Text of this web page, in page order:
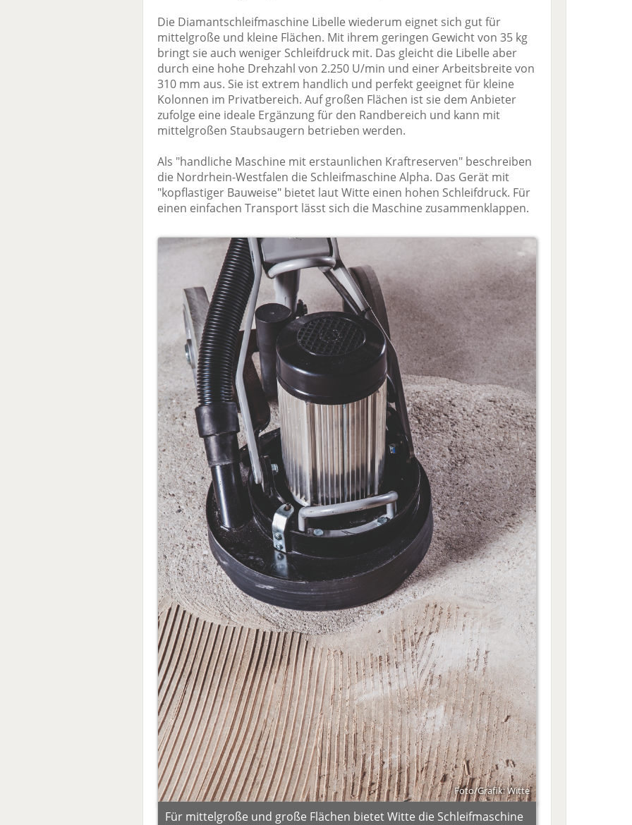
Die Diamantschleifmaschine Libelle wiederum eignet sich gut für
mittelgroße und kleine Flächen. Mit ihrem geringen Gewicht von 35 kg
bringt sie auch weniger Schleifdruck mit. Das gleicht die Libelle aber
durch eine hohe Drehzahl von 2.250 U/min und einer Arbeitsbreite von
310 mm aus. Sie ist extrem handlich und perfekt geeignet für kleine
Kolonnen im Privatbereich. Auf großen Flächen ist sie dem Anbieter
zufolge eine ideale Ergänzung für den Randbereich und kann mit
mittelgroßen Staubsaugern betrieben werden.
Als "handliche Maschine mit erstaunlichen Kraftreserven" beschreiben
die Nordrhein-Westfalen die Schleifmaschine Alpha. Das Gerät mit
"kopflastiger Bauweise" bietet laut Witte einen hohen Schleifdruck. Für
einen einfachen Transport lässt sich die Maschine zusammenklappen.
Foto/Grafik: Witte
Für mittelgroße und große Flächen bietet Witte die Schleifmaschine